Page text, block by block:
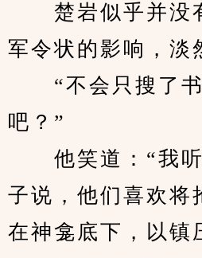
楚岩似乎并没
军令状的影响，淡
“不会只搜了书
吧？”
他笑道：“我听
子说，他们喜欢将
在神龛底下，以镇